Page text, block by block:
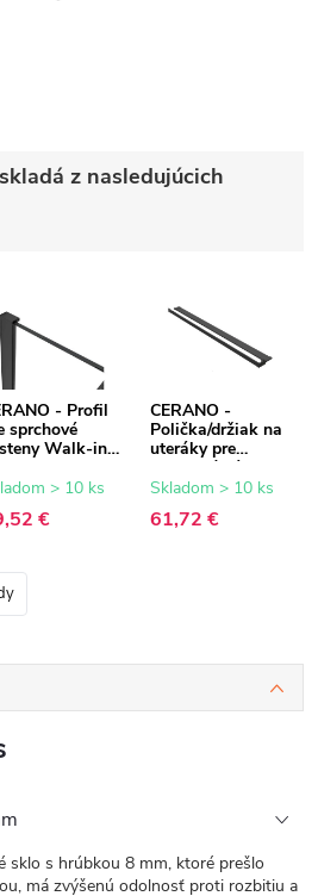
z nasledujúcich
- Profil
sprchové
Walk-in
matná - 15
> 10 ks
€
CERANO -
Polička/držiak na
uteráky pre
sprchovú zástenu
Walk-In - 8-10
matná - 30 až
Skladom > 10 ks
61,72 €
sklo s hrúbkou 8 mm, ktoré prešlo
má zvýšenú odolnosť proti rozbitiu a